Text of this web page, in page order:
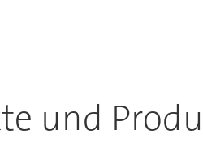
und